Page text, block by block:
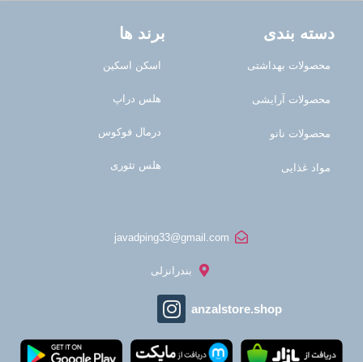
دسته بندی
محصولات بهداشتی
محصولات آرایشی
محصولات نانو
مواد غذایی
برند ها
اسکن اسکین
هلس دراپ
درمال فوکوس
هلس تئوری
javadping33@gmail.com
بندرانزلی
anzalstore.shop